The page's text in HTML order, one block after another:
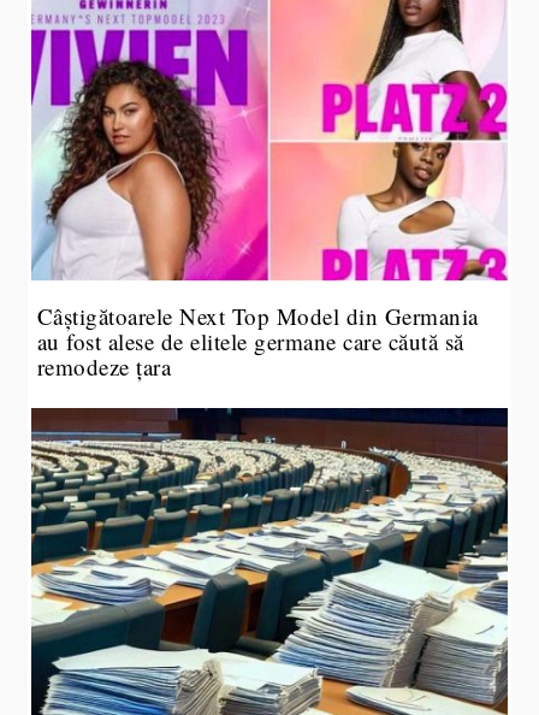
Câștigătoarele Next Top Model din Germania
au fost alese de elitele germane care căută să
remodeze țara